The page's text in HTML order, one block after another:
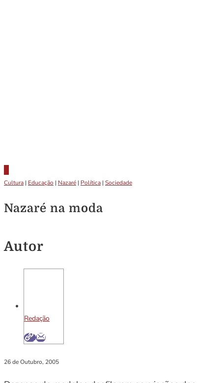
Cultura | Educação | Nazaré | Política | Sociedade
Nazaré na moda
Autor
Redação
26 de Outubro, 2005